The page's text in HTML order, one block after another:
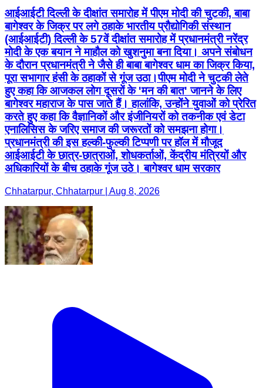
आईआईटी दिल्ली के दीक्षांत समारोह में पीएम मोदी की चुटकी, बाबा
बागेश्वर के जिक्र पर लगे ठहाके भारतीय प्रौद्योगिकी संस्थान
(आईआईटी) दिल्ली के 57वें दीक्षांत समारोह में प्रधानमंत्री नरेंद्र
मोदी के एक बयान ने माहौल को खुशनुमा बना दिया। अपने संबोधन
के दौरान प्रधानमंत्री ने जैसे ही बाबा बागेश्वर धाम का जिक्र किया,
पूरा सभागार हंसी के ठहाकों से गूंज उठा।पीएम मोदी ने चुटकी लेते
हुए कहा कि आजकल लोग दूसरों के 'मन की बात' जानने के लिए
बागेश्वर महाराज के पास जाते हैं। हालांकि, उन्होंने युवाओं को प्रेरित
करते हुए कहा कि वैज्ञानिकों और इंजीनियरों को तकनीक एवं डेटा
एनालिसिस के जरिए समाज की जरूरतों को समझना होगा।
प्रधानमंत्री की इस हल्की-फुल्की टिप्पणी पर हॉल में मौजूद
आईआईटी के छात्र-छात्राओं, शोधकर्ताओं, केंद्रीय मंत्रियों और
अधिकारियों के बीच ठहाके गूंज उठे। बागेश्वर धाम सरकार
Chhatarpur, Chhatarpur | Aug 8, 2026